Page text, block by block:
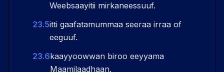
Weebsaayitii mirkaneessuuf.
23.5itti gaafatamummaa seeraa irraa of
eeguuf.
23.6kaayyoowwan biroo eeyyama
Maamilaadhaan.